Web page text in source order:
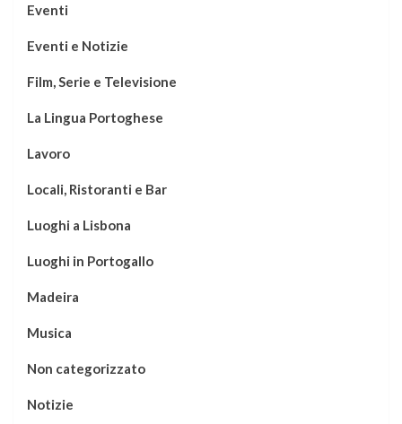
Eventi
Eventi e Notizie
Film, Serie e Televisione
La Lingua Portoghese
Lavoro
Locali, Ristoranti e Bar
Luoghi a Lisbona
Luoghi in Portogallo
Madeira
Musica
Non categorizzato
Notizie